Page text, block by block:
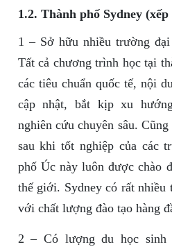
1.2. Thành phố Sydney (xếp
1 – Sở hữu nhiều trường
Tất cả chương trình học tại
các tiêu chuẩn quốc tế, nội
cập nhật, bắt kịp xu
nghiên cứu chuyên sâu.
sau khi tốt nghiệp của các
phố Úc này luôn được chào
thế giới. Sydney có rất
với chất lượng đào tạo hàng
2 – Có lượng du học sinh